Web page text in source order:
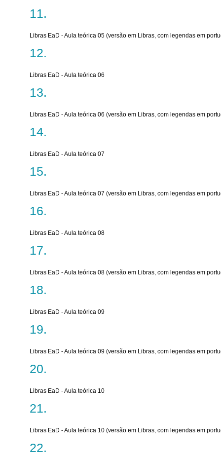
Libras EaD - Aula teórica 05 (versão em Libras, com legendas em
Libras EaD - Aula teórica 06
Libras EaD - Aula teórica 06 (versão em Libras, com legendas em
Libras EaD - Aula teórica 07
Libras EaD - Aula teórica 07 (versão em Libras, com legendas em
Libras EaD - Aula teórica 08
Libras EaD - Aula teórica 08 (versão em Libras, com legendas em
Libras EaD - Aula teórica 09
Libras EaD - Aula teórica 09 (versão em Libras, com legendas em
Libras EaD - Aula teórica 10
Libras EaD - Aula teórica 10 (versão em Libras, com legendas em